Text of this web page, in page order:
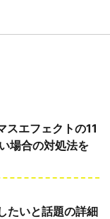
エフェクトの11
場合の対処法を
たいと話題の詳細